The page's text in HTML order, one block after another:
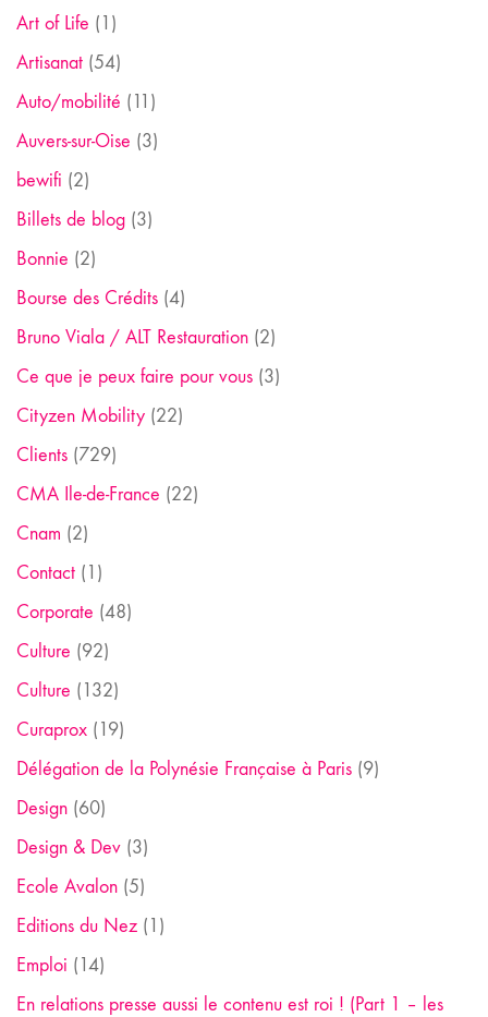
Art of Life (1)
Artisanat (54)
Auto/mobilité (11)
Auvers-sur-Oise (3)
bewifi (2)
Billets de blog (3)
Bonnie (2)
Bourse des Crédits (4)
Bruno Viala / ALT Restauration (2)
Ce que je peux faire pour vous (3)
Cityzen Mobility (22)
Clients (729)
CMA Ile-de-France (22)
Cnam (2)
Contact (1)
Corporate (48)
Culture (92)
Culture (132)
Curaprox (19)
Délégation de la Polynésie Française à Paris (9)
Design (60)
Design & Dev (3)
Ecole Avalon (5)
Editions du Nez (1)
Emploi (14)
En relations presse aussi le contenu est roi ! (Part 1 – les